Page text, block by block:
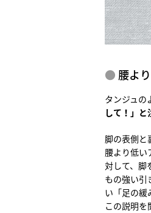
腰よ
タンジュの
して！」と
脚の表側と
腰より低い
対して、脚
もの強い引
い「足の緩
この説明を